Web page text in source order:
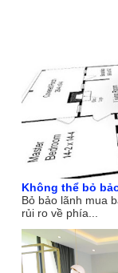
Không thể bỏ
Bỏ bảo lãnh mua
rủi ro về phía...